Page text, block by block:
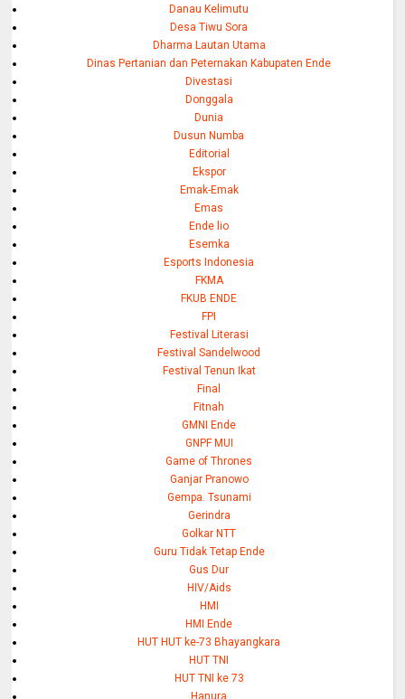
Danau Kelimutu
Desa Tiwu Sora
Dharma Lautan Utama
Dinas Pertanian dan Peternakan Kabupaten Ende
Divestasi
Donggala
Dunia
Dusun Numba
Editorial
Ekspor
Emak-Emak
Emas
Ende lio
Esemka
Esports Indonesia
FKMA
FKUB ENDE
FPI
Festival Literasi
Festival Sandelwood
Festival Tenun Ikat
Final
Fitnah
GMNI Ende
GNPF MUI
Game of Thrones
Ganjar Pranowo
Gempa. Tsunami
Gerindra
Golkar NTT
Guru Tidak Tetap Ende
Gus Dur
HIV/Aids
HMI
HMI Ende
HUT HUT ke-73 Bhayangkara
HUT TNI
HUT TNI ke 73
Hanura